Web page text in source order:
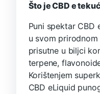
Što je CBD e
Puni spektar CBD
u svom
prisutne u biljci
terpene,
Korištenjem
CBD eLiquid